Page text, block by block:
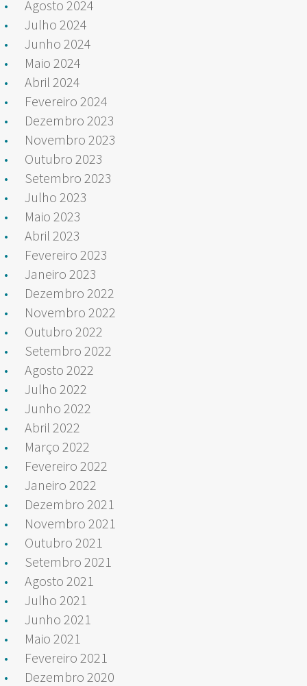
Agosto 2024
Julho 2024
Junho 2024
Maio 2024
Abril 2024
Fevereiro 2024
Dezembro 2023
Novembro 2023
Outubro 2023
Setembro 2023
Julho 2023
Maio 2023
Abril 2023
Fevereiro 2023
Janeiro 2023
Dezembro 2022
Novembro 2022
Outubro 2022
Setembro 2022
Agosto 2022
Julho 2022
Junho 2022
Abril 2022
Março 2022
Fevereiro 2022
Janeiro 2022
Dezembro 2021
Novembro 2021
Outubro 2021
Setembro 2021
Agosto 2021
Julho 2021
Junho 2021
Maio 2021
Fevereiro 2021
Dezembro 2020